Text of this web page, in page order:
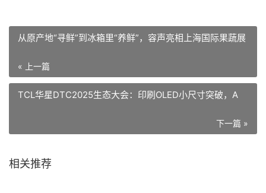
从原产地“寻鲜”到冰箱里“养鲜”，容声亮相上海国际果蔬展
« 上一篇
TCL华星DTC2025生态大会：印刷OLED小尺寸突破，A
下一篇 »
相关推荐